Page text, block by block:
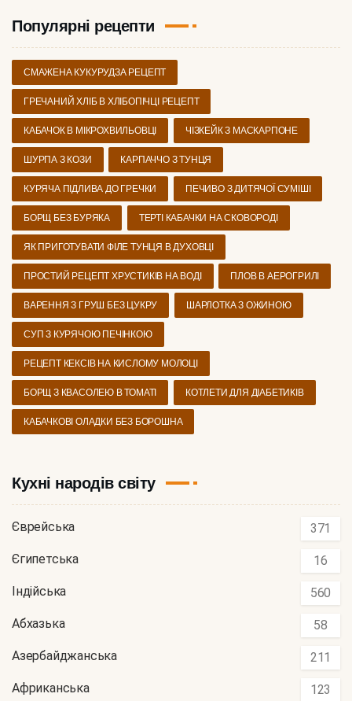
Популярні рецепти
СМАЖЕНА КУКУРУДЗА РЕЦЕПТ
ГРЕЧАНИЙ ХЛІБ В ХЛІБОПІЧЦІ РЕЦЕПТ
КАБАЧОК В МІКРОХВИЛЬОВЦІ ЧІЗКЕЙК З МАСКАРПОНЕ
ШУРПА З КОЗИ КАРПАЧЧО З ТУНЦЯ
КУРЯЧА ПІДЛИВА ДО ГРЕЧКИ ПЕЧИВО З ДИТЯЧОЇ СУМІШІ
БОРЩ БЕЗ БУРЯКА ТЕРТІ КАБАЧКИ НА СКОВОРОДІ
ЯК ПРИГОТУВАТИ ФІЛЕ ТУНЦЯ В ДУХОВЦІ
ПРОСТИЙ РЕЦЕПТ ХРУСТИКІВ НА ВОДІ ПЛОВ В АЕРОГРИЛІ
ВАРЕННЯ З ГРУШ БЕЗ ЦУКРУ ШАРЛОТКА З ОЖИНОЮ
СУП З КУРЯЧОЮ ПЕЧІНКОЮ
РЕЦЕПТ КЕКСІВ НА КИСЛОМУ МОЛОЦІ
БОРЩ З КВАСОЛЕЮ В ТОМАТІ КОТЛЕТИ ДЛЯ ДІАБЕТИКІВ
КАБАЧКОВІ ОЛАДКИ БЕЗ БОРОШНА
Кухні народів світу
Єврейська 371
Єгипетська 16
Індійська 560
Абхазька 58
Азербайджанська 211
Африканська 123